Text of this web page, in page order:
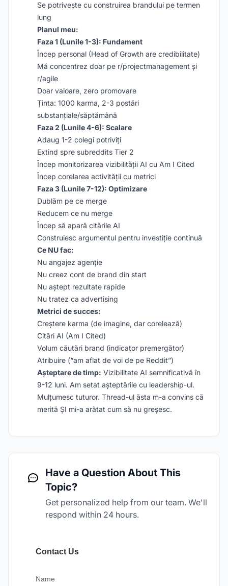
Se potrivește cu construirea brandului pe termen
lung
Planul meu:
Faza 1 (Lunile 1-3): Fundament
Încep personal (Head of Growth are credibilitate)
Mă concentrez doar pe r/projectmanagement și
r/agile
Doar valoare, zero promovare
Ținta: 1000 karma, 2-3 postări
substanțiale/săptămână
Faza 2 (Lunile 4-6): Scalare
Adaug 1-2 colegi potriviți
Extind spre subreddits Tier 2
Încep monitorizarea vizibilității AI cu Am I Cited
Încep corelarea activității cu metrici
Faza 3 (Lunile 7-12): Optimizare
Dublăm pe ce merge
Reducem ce nu merge
Încep să apară citările AI
Construiesc argumentul pentru investiție continuă
Ce NU fac:
Nu angajez agenție
Nu creez cont de brand din start
Nu aștept rezultate rapide
Nu tratez ca advertising
Metrici de succes:
Creștere karma (de imagine, dar corelează)
Citări AI (Am I Cited)
Volum căutări brand (indicator premergător)
Atribuire (“am aflat de voi de pe Reddit”)
Așteptare de timp: Vizibilitate AI semnificativă în
9-12 luni. Am setat așteptările cu leadership-ul.
Mulțumesc tuturor. Thread-ul ăsta m-a convins că
merită ȘI mi-a arătat cum să nu greșesc.
Have a Question About This
Topic?
Get personalized help from our team. We'll
respond within 24 hours.